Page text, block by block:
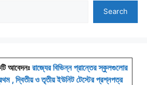
Search
আবেদনঃ রাজ্যের বিভিন্ন প্রান্তের স্কুলগুলোর
, দ্বিতীয় ও তৃতীয় ইউনিট টেস্টের প্রশ্নপত্র